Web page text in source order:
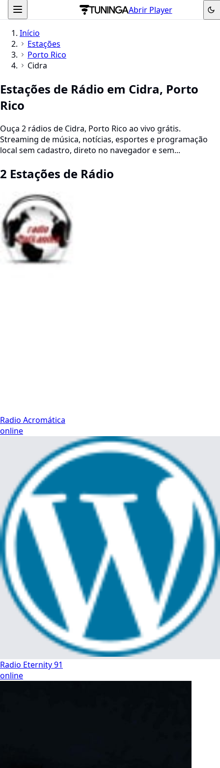
Abrir Player
Início
Estações
Porto Rico
Cidra
Estações de Rádio em Cidra, Porto
Rico
Ouça 2 rádios de Cidra, Porto Rico ao vivo grátis.
Streaming de música, notícias, esportes e programação
local sem cadastro, direto no navegador e sem...
2 Estações de Rádio
Radio Acromática
online
Radio Eternity 91
online